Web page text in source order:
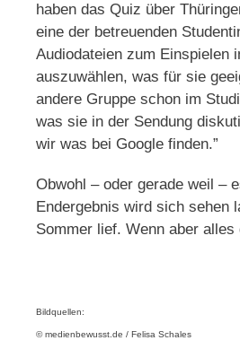
haben das Quiz über
eine der betreuenden
Audiodateien zum Einspielen
auszuwählen, was für sie
andere Gruppe schon im
was sie in der Sendung
wir was bei Google finden.”
Obwohl – oder gerade weil –
Endergebnis wird sich sehen
Sommer lief. Wenn aber
Bildquellen:
© medienbewusst.de / Felisa Schales